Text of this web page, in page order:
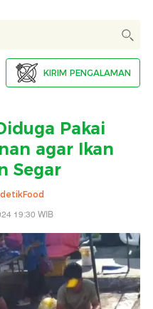
KIRIM PENGALAMAN
Pakai
agar Ikan
Segar
detikFood
19:30 WIB